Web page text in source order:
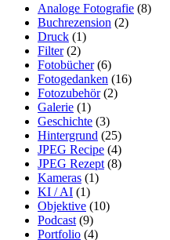
Analoge Fotografie (8)
Buchrezension (2)
Druck (1)
Filter(2)
Fotobücher(6)
Fotogedanken (16)
Fotozubehör(2)
Galerie (1)
Geschichte (3)
Hintergrund (25)
JPEG Recipe (4)
JPEG Rezept (8)
Kameras (1)
KI / AI (1)
Objektive (10)
Podcast (9)
Portfolio (4)